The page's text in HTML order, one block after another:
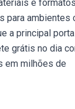
e formatos
para ambientes
a principal
grátis no dia
em milhões de